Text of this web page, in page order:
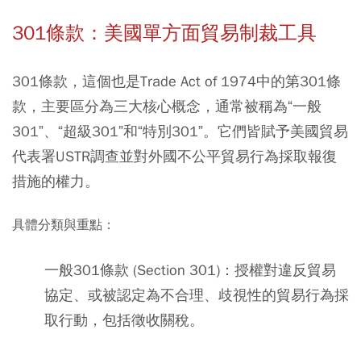
301條款：美國單方面貿易制裁工具
301條款，這個也是Trade Act of 1974中的第301條
款，主要區分為三大核心概念，通常被稱為“一般
301”、“超級301”和“特別301”。它們皆賦予美國貿易
代表署USTR調查並對外國不公平貿易行為採取報復
措施的權力。
具體分類與重點：
一般301條款 (Section 301) ：授權對違反貿易
協定、或被認定為不合理、歧視性的貿易行為採
取行動，包括徵收關稅。